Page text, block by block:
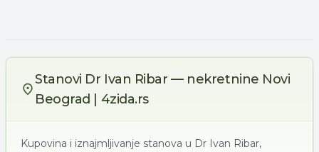
Stanovi Dr Ivan Ribar — nekretnine Novi
Beograd | 4zida.rs
Kupovina i iznajmljivanje stanova u Dr Ivan Ribar,